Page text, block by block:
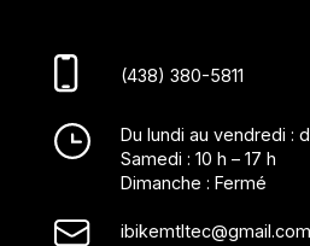
(438) 380-5811
Du lundi au vendredi :
Samedi : 10 h – 17 h
Dimanche : Fermé
ibikemtltec@gmail.com